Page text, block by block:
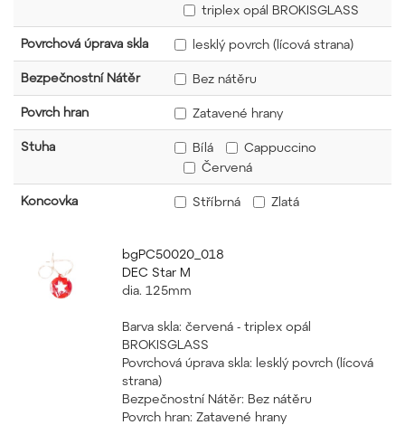
triplex opál BROKISGLASS
Povrchová úprava skla lesklý povrch (lícová strana)
Bezpečnostní Nátěr Bez nátěru
Povrch hran Zatavené hrany
Stuha Bílá
Cappuccino
Červená
Koncovka Stříbrná Zlatá
bgPC50020_018
DEC Star M
dia. 125mm
Barva skla: červená - triplex opál
BROKISGLASS
Povrchová úprava skla: lesklý povrch (lícová
strana)
Bezpečnostní Nátěr: Bez nátěru
Povrch hran: Zatavené hrany